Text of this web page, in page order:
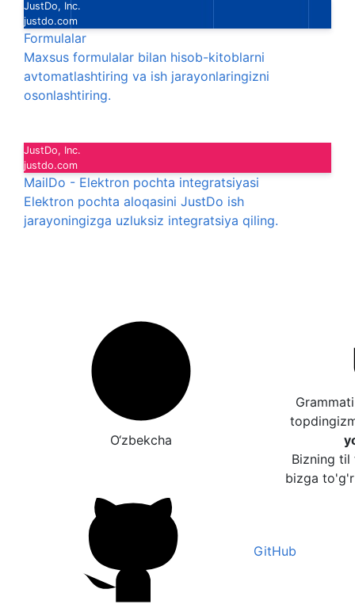
JustDo, Inc.
justdo.com
Formulalar
Maxsus formulalar bilan hisob-kitoblarni
avtomatlashtiring va ish jarayonlaringizni
osonlashtiring.
JustDo, Inc.
justdo.com
MailDo - Elektron pochta integratsiyasi
Elektron pochta aloqasini JustDo ish
jarayoningizga uzluksiz integratsiya qiling.
O‘zbekcha
Bizning til
bizga
GitHub